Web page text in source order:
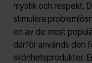
mystik och respekt.
stimulera
en av de mest
därför används den
skönhetsprodukter.